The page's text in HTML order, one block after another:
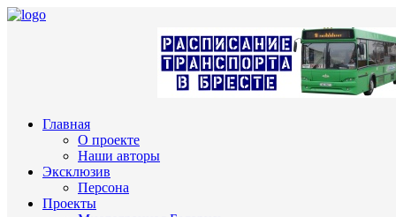
Главная
О проекте
Наши авторы
Эксклюзив
Персона
Проекты